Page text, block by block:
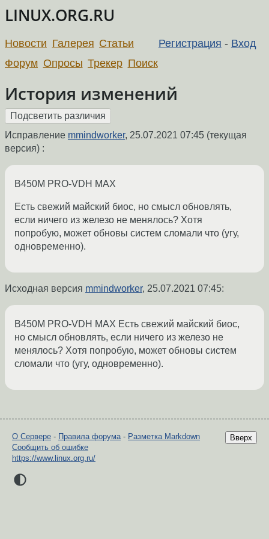
LINUX.ORG.RU
Регистрация - Вход
Новости Галерея Статьи
Форум Опросы Трекер Поиск
История изменений
Исправление mmindworker, 25.07.2021 07:45 (текущая
версия) :
B450M PRO-VDH MAX
Есть свежий майский биос, но смысл обновлять,
если ничего из железо не менялось? Хотя
попробую, может обновы систем сломали что (угу,
одновременно).
Исходная версия mmindworker, 25.07.2021 07:45:
B450M PRO-VDH MAX Есть свежий майский биос,
но смысл обновлять, если ничего из железо не
менялось? Хотя попробую, может обновы систем
сломали что (угу, одновременно).
Вверх
О Сервере - Правила форума- Разметка Markdown
Сообщить об ошибке
https://www.linux.org.ru/